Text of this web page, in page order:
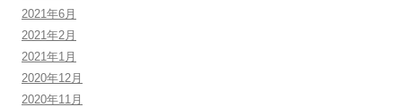
2021年6月
2021年2月
2021年1月
2020年12月
2020年11月